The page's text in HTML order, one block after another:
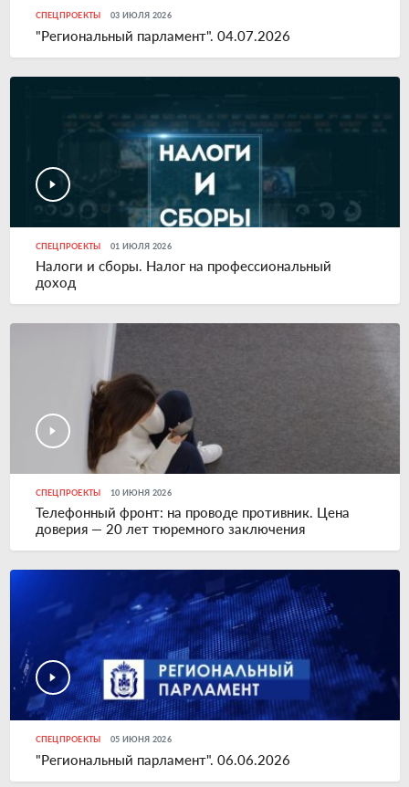
СПЕЦПРОЕКТЫ 03 ИЮЛЯ 2026
"Региональный парламент". 04.07.2026
СПЕЦПРОЕКТЫ 01 ИЮЛЯ 2026
Налоги и сборы. Налог на профессиональный
доход
СПЕЦПРОЕКТЫ 10 ИЮНЯ 2026
Телефонный фронт: на проводе противник. Цена
доверия — 20 лет тюремного заключения
СПЕЦПРОЕКТЫ 05 ИЮНЯ 2026
"Региональный парламент". 06.06.2026